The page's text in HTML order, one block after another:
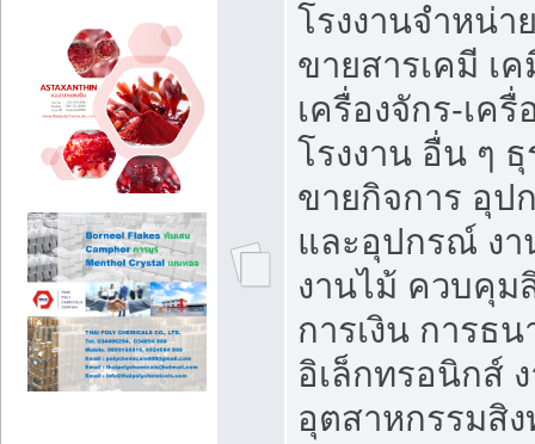
โรงงานจำหน่
ขายสารเคมี เ
เครื่องจักร-เค
โรงงาน อื่น ๆ
ขายกิจการ อุป
และอุปกรณ์ ง
งานไม้ ควบคุม
การเงิน การธ
อิเล็กทรอนิกส์
อุตสาหกรรมสิ